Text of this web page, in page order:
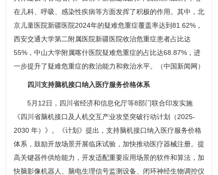
在儿科、呼吸、感染性疾病等方面发挥了积极的作用。其中，北
京儿童医院新疆医院2024年的疑难危重症覆盖率达到81.62%，
西安交通大学第二附属医院新疆医院收治危重症患者占比达
55%，中山大学附属喀什医院疑难危重症的占比达68.87%，进
一步提升了疑难危重症的救治能力和救治水平。（中国新闻网）
四川支持脑机接口纳入医疗服务价格体系
5月12日，四川省经济和信息化厅等8部门联合印发实施
《四川省脑机接口及人机交互产业攻坚突破行动计划（2025-
2030 年）》。《计划》提出，支持脑机接口纳入医疗服务价格
体系，鼓励开放场景开展临床试验，加快推动医疗器械注册。提
高关键器件供给能力，开发适配重要应用场景的软件和算法，加
快脑影像机器人、脑电生理信号监测设备、闭环神经生物调控仪